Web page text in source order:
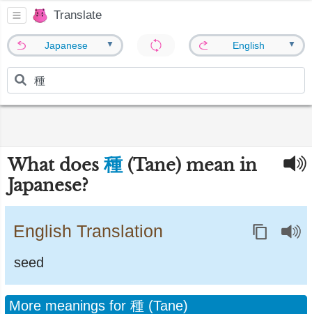
Translate
Japanese ▼ English ▼
What does 種 (Tane) mean in
Japanese?
English Translation
seed
More meanings for 種 (Tane)